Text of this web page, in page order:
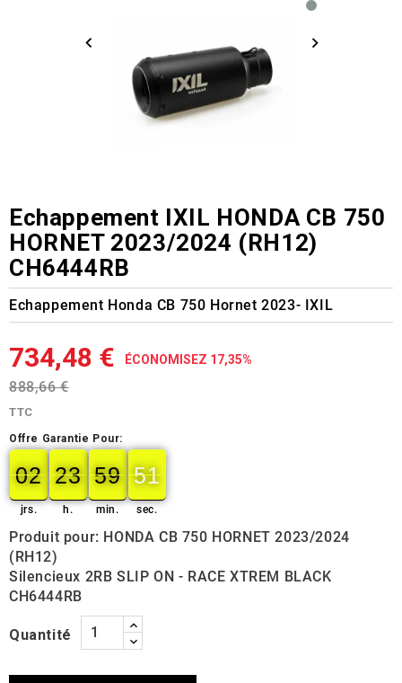
Echappement IXIL HONDA CB 750
HORNET 2023/2024 (RH12)
CH6444RB
Echappement Honda CB 750 Hornet 2023- IXIL
734,48 € ÉCONOMISEZ 17,35%
888,66 €
TTC
Offre Garantie Pour:
02
02
00
jrs.
23
23
00
h.
59
59
00
min.
50
49
50
sec.
Produit pour: HONDA CB 750 HORNET 2023/2024
(RH12)
Silencieux 2RB SLIP ON - RACE XTREM BLACK
CH6444RB
Quantité